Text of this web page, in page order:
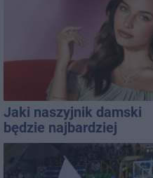
Jaki naszyjnik damski
będzie najbardziej
uniwersalny? Modele,
które pasują do wielu
stylizacji